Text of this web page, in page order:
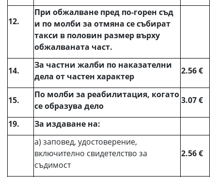
12.
При обжалване пред по-горен съд
и по молби за отмяна се събират
такси в половин размер върху
обжалваната част.
14.
За частни жалби по наказателни
дела от частен характер
2.56 €
15.
По молби за реабилитация, когато
се образува дело
3.07 €
19.
За издаване на:
а) заповед, удостоверение,
включително свидетелство за
съдимост
2.56 €